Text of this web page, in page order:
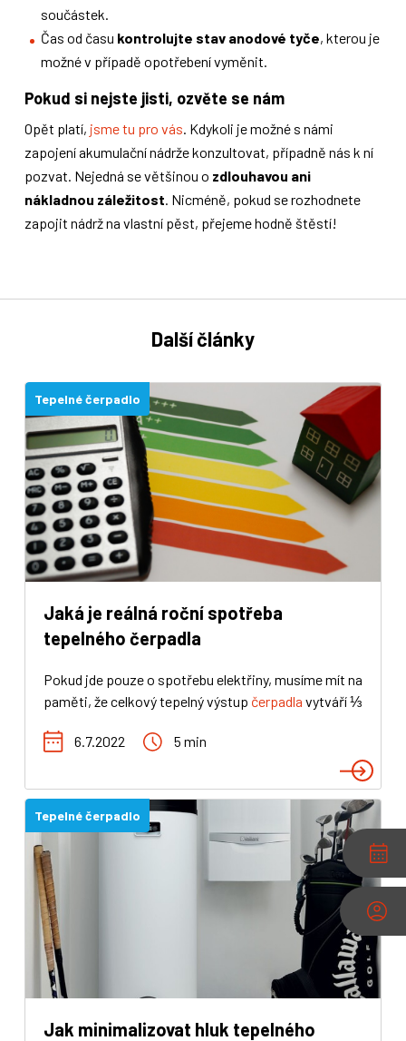
součástek.
Čas od času kontrolujte stav anodové tyče, kterou je
možné v případě opotřebení vyměnit.
Pokud si nejste jisti, ozvěte se nám
Opět platí, jsme tu pro vás . Kdykoli je možné s námi
zapojení akumulační nádrže konzultovat, případně nás k ní
pozvat. Nejedná se většinou o zdlouhavou ani
nákladnou záležitost . Nicméně, pokud se rozhodnete
zapojit nádrž na vlastní pěst, přejeme hodně štěstí!
Další články
Tepelné čerpadlo
Jaká je reálná roční spotřeba
tepelného čerpadla
Pokud jde pouze o spotřebu elektřiny, musíme mít na
paměti, že celkový tepelný výstup čerpadla vytváří ⅓
prostředí. Celkové vyrobené teplo se dále může
vytápěníaž třeba k radiátorům, lze též samozřejmě
ohřívat vodu a v létě pohodlně klimatizovat. Pojďte
se s námi podívat na
spotřebu tepelného čerpadla
v rámci ročního cyklu.
6.7.2022 5 min
Tepelné čerpadlo
Jak minimalizovat hluk tepelného